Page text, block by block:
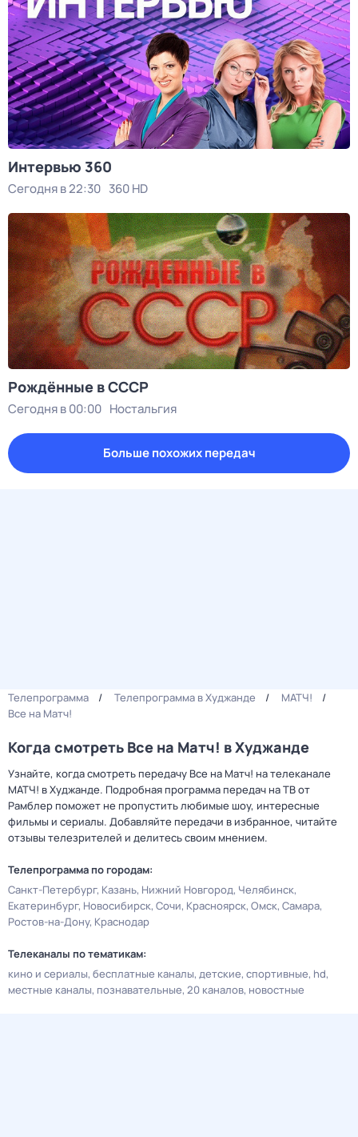
Интервью 360
Сегодня в 22:30 360 HD
Рождённые в СССР
Сегодня в 00:00 Ностальгия
Больше похожих передач
Телепрограмма Телепрограмма в Худжанде
МАТЧ!
Все на Матч!
Когда смотреть Все на Матч! в Худжанде
Узнайте, когда смотреть передачу Все на Матч! на телеканале
МАТЧ! в Худжанде. Подробная программа передач на ТВ от
Рамблер поможет не пропустить любимые шоу, интересные
фильмы и сериалы. Добавляйте передачи в избранное, читайте
отзывы телезрителей и делитесь своим мнением.
Телепрограмма по городам:
Санкт-Петербург Казань Нижний Новгород Челябинск
Екатеринбург Новосибирск Сочи Красноярск Омск Самара
Ростов-на-Дону Краснодар
Телеканалы по тематикам:
кино и сериалы бесплатные каналы детские спортивные hd
местные каналы познавательные 20 каналов новостные